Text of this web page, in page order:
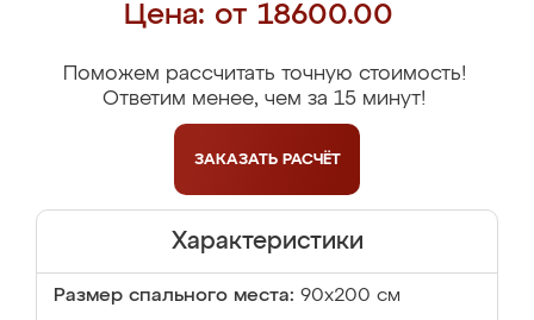
Цена: от 18600.00
Поможем рассчитать точную стоимость!
Ответим менее, чем за 15 минут!
ЗАКАЗАТЬ РАСЧЁТ
Характеристики
Размер спального места: 90х200 см